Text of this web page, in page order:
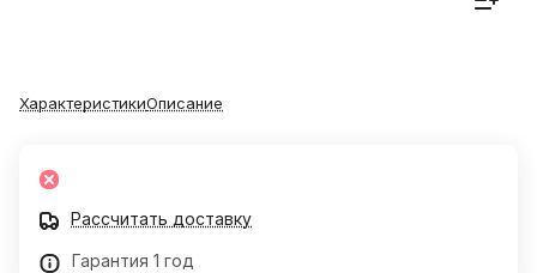
ХарактеристикиОписание
Рассчитать доставку
Гарантия 1 год